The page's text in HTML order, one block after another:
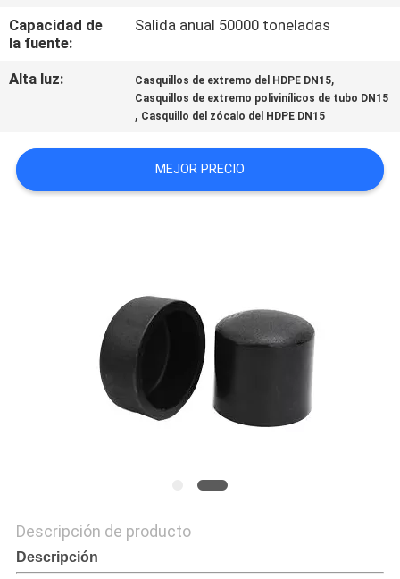
NOTICIAS
CASOS
DEL
SITIO
Capacidad de
la fuente:
Salida anual 50000 toneladas
Alta luz: Casquillos de extremo del HDPE DN15,
Casquillos de extremo polivinílicos de tubo DN15
, Casquillo del zócalo del HDPE DN15
MEJOR PRECIO
Descripción de producto
Descripción